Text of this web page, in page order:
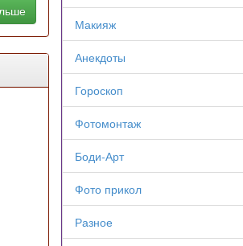
Макияж
Анекдоты
Гороскоп
Фотомонтаж
Боди-Арт
Фото прикол
Разное